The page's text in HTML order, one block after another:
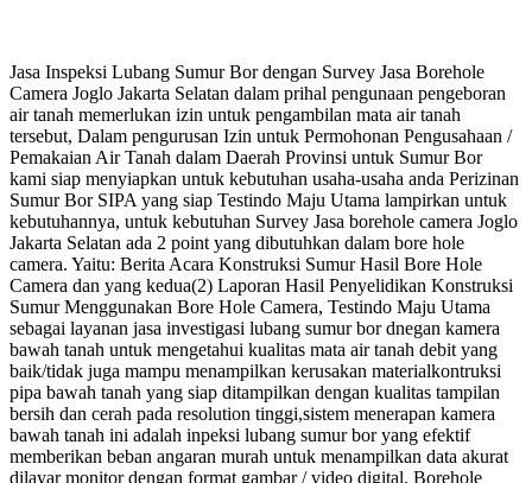
Jasa Inspeksi Lubang Sumur Bor dengan Survey Jasa Borehole
Camera Joglo Jakarta Selatan dalam prihal pengunaan pengeboran
air tanah memerlukan izin untuk pengambilan mata air tanah
tersebut, Dalam pengurusan Izin untuk Permohonan Pengusahaan /
Pemakaian Air Tanah dalam Daerah Provinsi untuk Sumur Bor
kami siap menyiapkan untuk kebutuhan usaha-usaha anda Perizinan
Sumur Bor SIPA yang siap Testindo Maju Utama lampirkan untuk
kebutuhannya, untuk kebutuhan Survey Jasa borehole camera Joglo
Jakarta Selatan ada 2 point yang dibutuhkan dalam bore hole
camera. Yaitu: Berita Acara Konstruksi Sumur Hasil Bore Hole
Camera dan yang kedua(2) Laporan Hasil Penyelidikan Konstruksi
Sumur Menggunakan Bore Hole Camera, Testindo Maju Utama
sebagai layanan jasa investigasi lubang sumur bor dnegan kamera
bawah tanah untuk mengetahui kualitas mata air tanah debit yang
baik/tidak juga mampu menampilkan kerusakan materialkontruksi
pipa bawah tanah yang siap ditampilkan dengan kualitas tampilan
bersih dan cerah pada resolution tinggi,sistem menerapan kamera
bawah tanah ini adalah inpeksi lubang sumur bor yang efektif
memberikan beban angaran murah untuk menampilkan data akurat
dilayar monitor dengan format gambar / video digital, Borehole